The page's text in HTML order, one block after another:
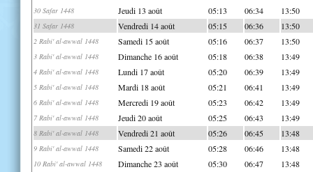
30 Safar 1448 Jeudi 13 août 05:13 06:34 13:50
31 Safar 1448 Vendredi 14 août 05:15 06:36 13:50
2 Rabi' al-awwal 1448 Samedi 15 août 05:16 06:37 13:50
3 Rabi' al-awwal 1448 Dimanche 16 août 05:18 06:38 13:49
4 Rabi' al-awwal 1448 Lundi 17 août 05:20 06:39 13:49
5 Rabi' al-awwal 1448 Mardi 18 août 05:21 06:41 13:49
6 Rabi' al-awwal 1448 Mercredi 19 août 05:23 06:42 13:49
7 Rabi' al-awwal 1448 Jeudi 20 août 05:25 06:43 13:49
8 Rabi' al-awwal 1448 Vendredi 21 août 05:26 06:45 13:48
9 Rabi' al-awwal 1448 Samedi 22 août 05:28 06:46 13:48
10 Rabi' al-awwal 1448 Dimanche 23 août 05:30 06:47 13:48